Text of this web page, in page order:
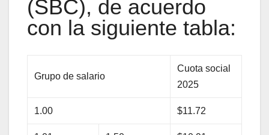
(SBC), de acuerdo
con la siguiente tabla:
Grupo de salario
Cuota social
2025
1.00 $11.72